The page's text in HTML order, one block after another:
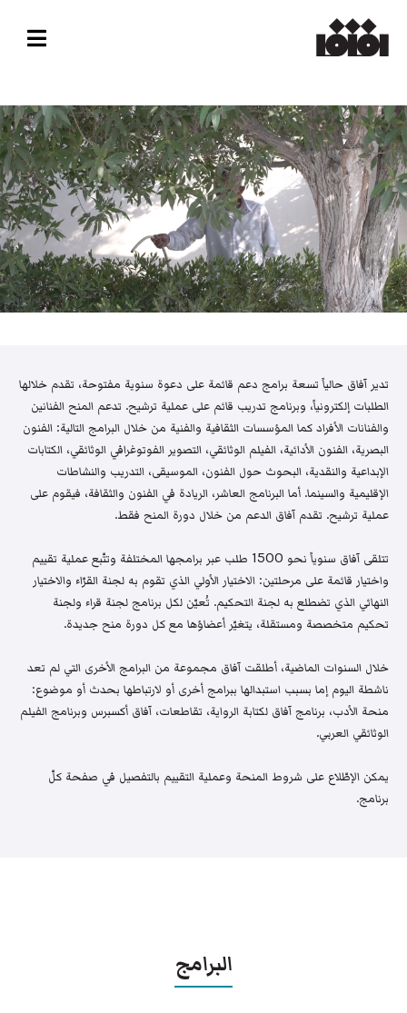
تدير آفاق حالياً تسعة برامج دعم قائمة على دعوة سنوية مفتوحة، تقدم خلالها
الطلبات إلكترونياً، وبرنامج تدريب قائم على عملية ترشيح. تدعم المنح الفنانين
والفنانات الأفراد كما المؤسسات الثقافية والفنية من خلال البرامج التالية: الفنون
البصرية، الفنون الأدائية، الفيلم الوثائقي، التصوير الفوتوغرافي الوثائقي، الكتابات
الإبداعية والنقدية، البحوث حول الفنون، الموسيقى، التدريب والنشاطات
الإقليمية والسينما. أما البرنامج العاشر، الريادة في الفنون والثقافة، فيقوم على
عملية ترشيح. تقدم آفاق الدعم من خلال دورة المنح فقط.
تتلقى آفاق سنوياً نحو 1500 طلب عبر برامجها المختلفة وتتّبع عملية تقييم
واختيار قائمة على مرحلتين: الاختيار الأولي الذي تقوم به لجنة القرّاء والاختيار
النهائي الذي تضطلع به لجنة التحكيم. تُعيّن لكل برنامج لجنة قراء ولجنة
تحكيم متخصصة ومستقلة، يتغيّر أعضاؤها مع كل دورة منح جديدة.
خلال السنوات الماضية، أطلقت آفاق مجموعة من البرامج الأخرى التي لم تعد
ناشطة اليوم إما بسبب استبدالها ببرامج أخرى أو لارتباطها بحدث أو موضوع:
منحة الأدب، برنامج آفاق لكتابة الرواية، تقاطعات، آفاق أكسبرس وبرنامج الفيلم
الوثائقي العربي.
يمكن الإطّلاع على شروط المنحة وعملية التقييم بالتفصيل في صفحة كلّ
برنامج.
البرامج